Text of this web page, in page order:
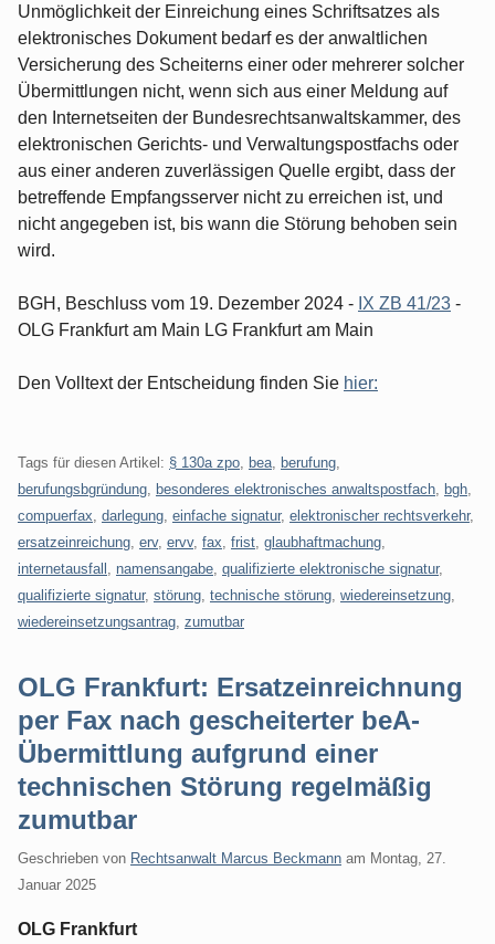
Unmöglichkeit der Einreichung eines Schriftsatzes als
elektronisches Dokument bedarf es der anwaltlichen
Versicherung des Scheiterns einer oder mehrerer solcher
Übermittlungen nicht, wenn sich aus einer Meldung auf
den Internetseiten der Bundesrechtsanwaltskammer, des
elektronischen Gerichts- und Verwaltungspostfachs oder
aus einer anderen zuverlässigen Quelle ergibt, dass der
betreffende Empfangsserver nicht zu erreichen ist, und
nicht angegeben ist, bis wann die Störung behoben sein
wird.
BGH, Beschluss vom 19. Dezember 2024 - IX ZB 41/23 -
OLG Frankfurt am Main LG Frankfurt am Main
Den Volltext der Entscheidung finden Sie hier:
Tags für diesen Artikel: § 130a zpo bea berufung
berufungsbgründung
besonderes elektronisches anwaltspostfach bgh
compuerfax darlegung einfache signatur, elektronischer rechtsverkehr,
ersatzeinreichung erv, ervv, fax frist glaubhaftmachung
internetausfall
namensangabe qualifizierte elektronische signatur,
qualifizierte signatur, störung technische störung wiedereinsetzung
wiedereinsetzungsantrag zumutbar
OLG Frankfurt: Ersatzeinreichnung
per Fax nach gescheiterter beA-
Übermittlung aufgrund einer
technischen Störung regelmäßig
zumutbar
Geschrieben von Rechtsanwalt Marcus Beckmann am Montag, 27.
Januar 2025
OLG Frankfurt